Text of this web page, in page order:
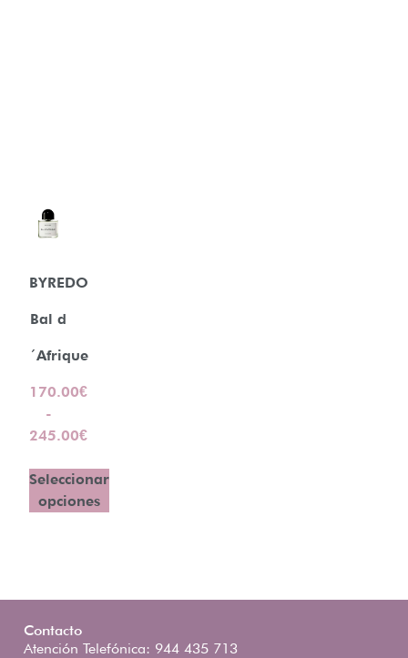
BYREDO
Bal d
´Afrique
170.00€
-
245.00€
Seleccionar
opciones
Contacto
Atención Telefónica: 944 435 713